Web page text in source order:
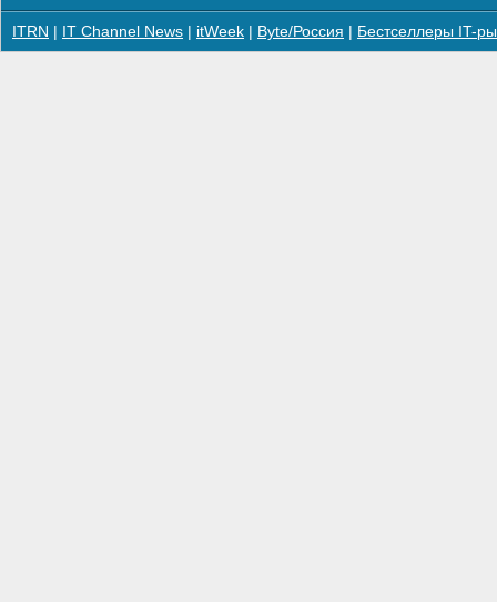
ITRN IT Channel News itWeek Byte/Россия Бестселлеры IT-